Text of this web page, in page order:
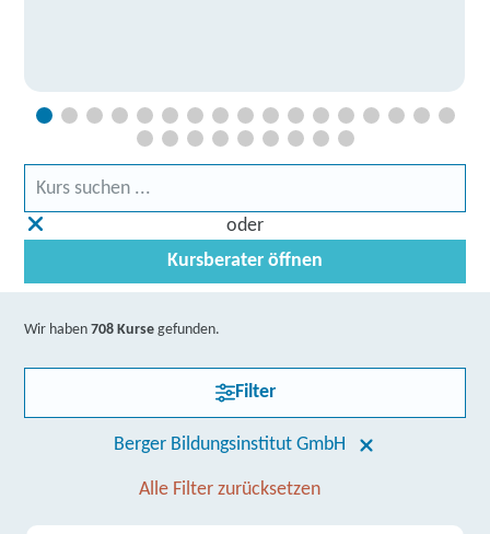
oder
Kursberater öffnen
Wir haben708 Kurse gefunden.
Filter
Berger Bildungsinstitut GmbH
Alle Filter zurücksetzen